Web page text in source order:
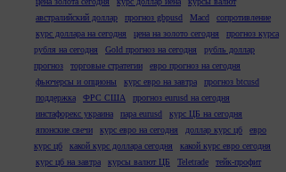
австралийский доллар
прогноз gbpusd Macd
сопротивление
курс доллара на сегодня
цена на золото сегодня
прогноз курса
рубля на сегодня
Gold прогноз на сегодня
рубль доллар
прогноз
торговые стратегии
евро прогноз на сегодня
фьючерсы и опционы
курс евро на завтра
прогноз btcusd
поддержка
ФРС США
прогноз eurusd на сегодня
инстафорекс украина
пара eurusd
курс ЦБ на сегодня
японские свечи
курс евро на сегодня доллар курс цб
евро
курс цб
какой курс доллара сегодня
какой курс евро сегодня
курс цб на завтра
курсы валют ЦБ Teletrade
тейк-профит